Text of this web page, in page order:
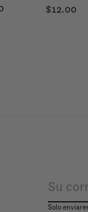
$12.00
Solo